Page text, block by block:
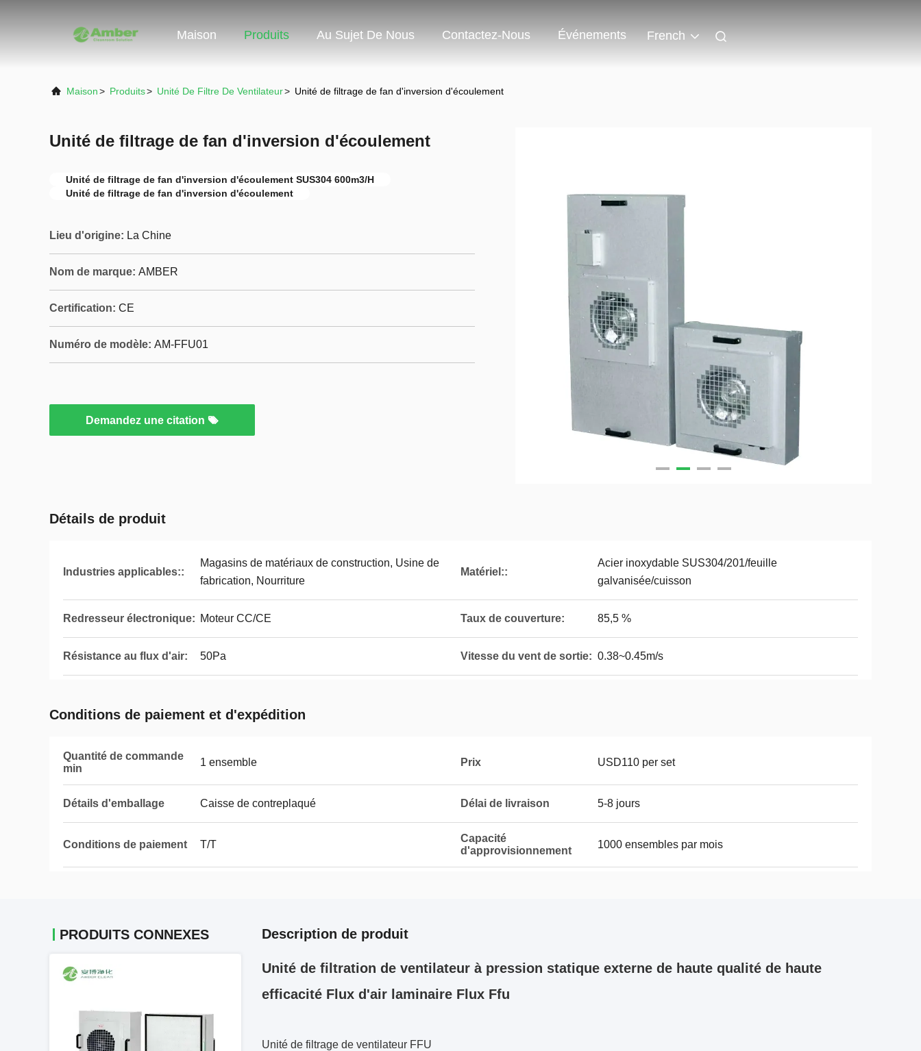
Maison Produits Au Sujet De Nous Contactez-Nous Événements French
Maison> Produits> Unité De Filtre De Ventilateur> Unité de filtrage de fan d'inversion d'écoulement
Unité de filtrage de fan d'inversion d'écoulement
Unité de filtrage de fan d'inversion d'écoulement SUS304 600m3/H
Unité de filtrage de fan d'inversion d'écoulement
Lieu d'origine: La Chine
Nom de marque: AMBER
Certification: CE
Numéro de modèle: AM-FFU01
Demandez une citation
Détails de produit
Industries applicables::
Magasins de matériaux de construction, Usine de
fabrication, Nourriture
Matériel::
Acier inoxydable SUS304/201/feuille
galvanisée/cuisson
Redresseur électronique: Moteur CC/CE Taux de couverture: 85,5 %
Résistance au flux d'air: 50Pa Vitesse du vent de sortie: 0.38~0.45m/s
Conditions de paiement et d'expédition
Quantité de commande
min
1 ensemble Prix USD110 per set
Détails d'emballage Caisse de contreplaqué Délai de livraison 5-8 jours
Conditions de paiement T/T
Capacité
d'approvisionnement
1000 ensembles par mois
PRODUITS CONNEXES Description de produit
Unité de filtration de ventilateur à pression statique externe de haute qualité de haute
efficacité Flux d'air laminaire Flux Ffu
Unité de filtrage de ventilateur FFU